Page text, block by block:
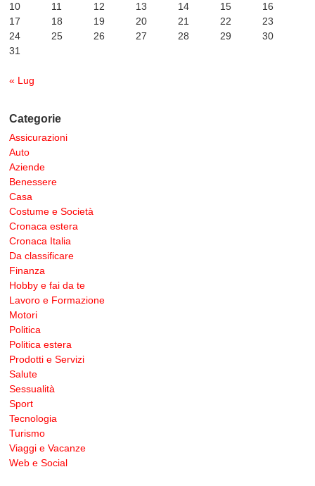
10
11 12 13 14 15
16
17
18 19 20 21 22
23
24
25 26 27 28 29
30
31
« Lug
Categorie
Assicurazioni
Auto
Aziende
Benessere
Casa
Costume e Società
Cronaca estera
Cronaca Italia
Da classificare
Finanza
Hobby e fai da te
Lavoro e Formazione
Motori
Politica
Politica estera
Prodotti e Servizi
Salute
Sessualità
Sport
Tecnologia
Turismo
Viaggi e Vacanze
Web e Social